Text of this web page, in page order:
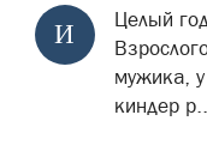
И
Целый
мужика, у
киндер